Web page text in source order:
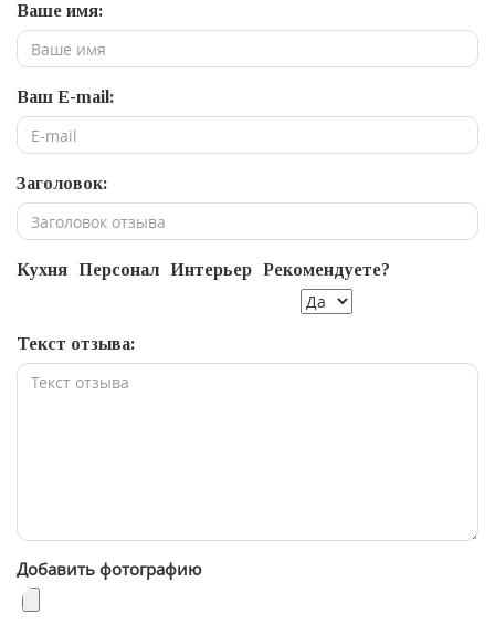
Ваше имя:
Ваш E-mail:
Заголовок:
Кухня Персонал Интерьер Рекомендуете?
Текст отзыва:
Добавить фотографию